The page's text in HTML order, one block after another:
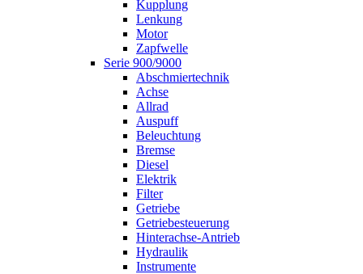
Kupplung
Lenkung
Motor
Zapfwelle
Serie 900/9000
Abschmiertechnik
Achse
Allrad
Auspuff
Beleuchtung
Bremse
Diesel
Elektrik
Filter
Getriebe
Getriebesteuerung
Hinterachse-Antrieb
Hydraulik
Instrumente